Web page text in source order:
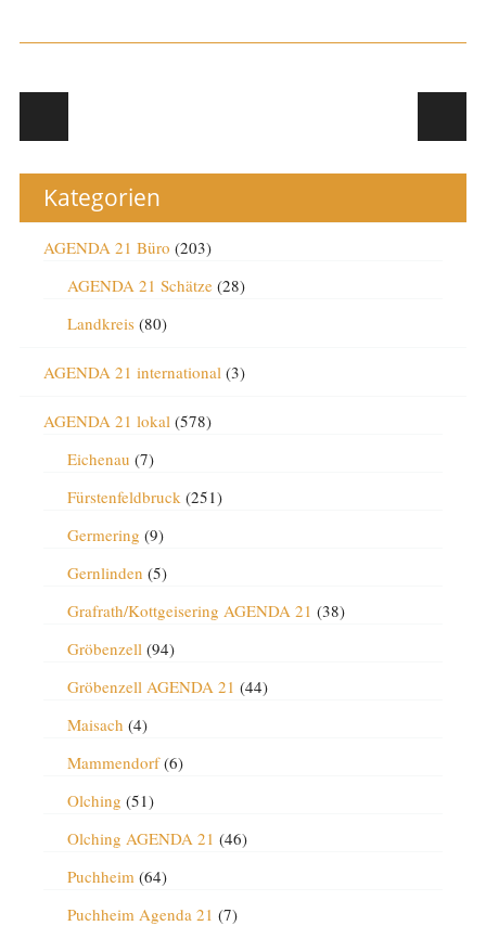
Post navigation
Kategorien
AGENDA 21 Büro (203)
AGENDA 21 Schätze(28)
Landkreis(80)
AGENDA 21 international(3)
AGENDA 21 lokal(578)
Eichenau (7)
Fürstenfeldbruck(251)
Germering (9)
Gernlinden (5)
Grafrath/Kottgeisering AGENDA 21 (38)
Gröbenzell(94)
Gröbenzell AGENDA 21 (44)
Maisach (4)
Mammendorf(6)
Olching (51)
Olching AGENDA 21 (46)
Puchheim(64)
Puchheim Agenda 21 (7)